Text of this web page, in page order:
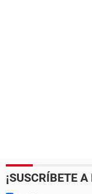
¡SUSCRÍBETE